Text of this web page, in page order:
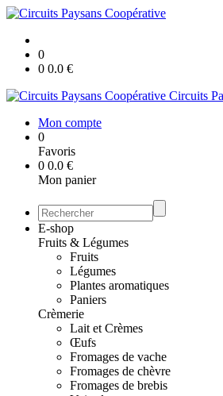
0
0 0.0 €
Circuits
Mon compte
0
Favoris
0 0.0 €
Mon panier
E-shop
Fruits & Légumes
Fruits
Légumes
Plantes aromatiques
Paniers
Crèmerie
Lait et Crèmes
Œufs
Fromages de vache
Fromages de chèvre
Fromages de brebis